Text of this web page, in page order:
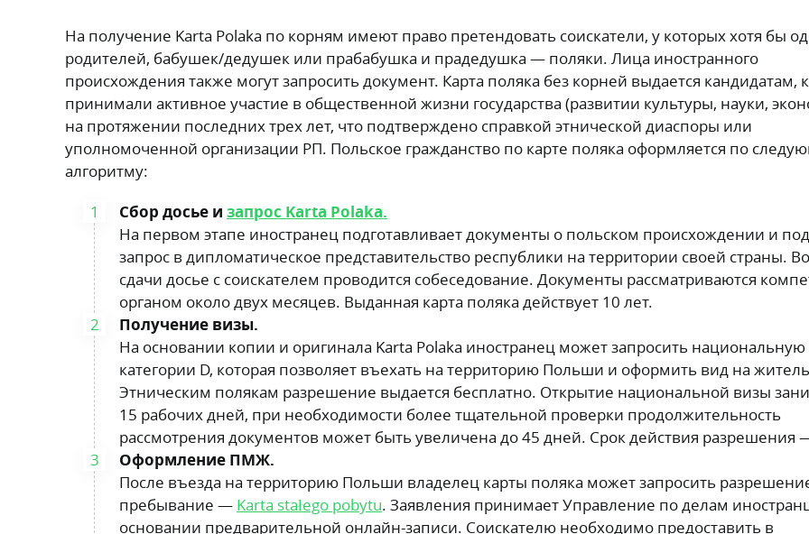
На получение Karta Polaka по корням имеют право претендовать соискатели, у которых хотя бы
родителей, бабушек/дедушек или прабабушка и прадедушка — поляки. Лица иностранного
происхождения также могут запросить документ. Карта поляка без корней выдается кандидатам,
принимали активное участие в общественной жизни государства (развитии культуры, науки,
на протяжении последних трех лет, что подтверждено справкой этнической диаспоры или
уполномоченной организации РП. Польское гражданство по карте поляка оформляется по
алгоритму:
Сбор досье и запрос Karta Polaka.
На первом этапе иностранец подготавливает документы о польском происхождении и
запрос в дипломатическое представительство республики на территории своей страны.
сдачи досье с соискателем проводится собеседование. Документы рассматриваются
органом около двух месяцев. Выданная карта поляка действует 10 лет.
Получение визы.
На основании копии и оригинала Karta Polaka иностранец может запросить национальную
категории D, которая позволяет въехать на территорию Польши и оформить вид на
Этническим полякам разрешение выдается бесплатно. Открытие национальной визы
15 рабочих дней, при необходимости более тщательной проверки продолжительность
рассмотрения документов может быть увеличена до 45 дней. Срок действия разрешения
Оформление ПМЖ.
После въезда на территорию Польши владелец карты поляка может запросить
пребывание — Karta stałego pobytu. Заявления принимает Управление по делам
основании предварительной онлайн-записи. Соискателю необходимо предоставить в